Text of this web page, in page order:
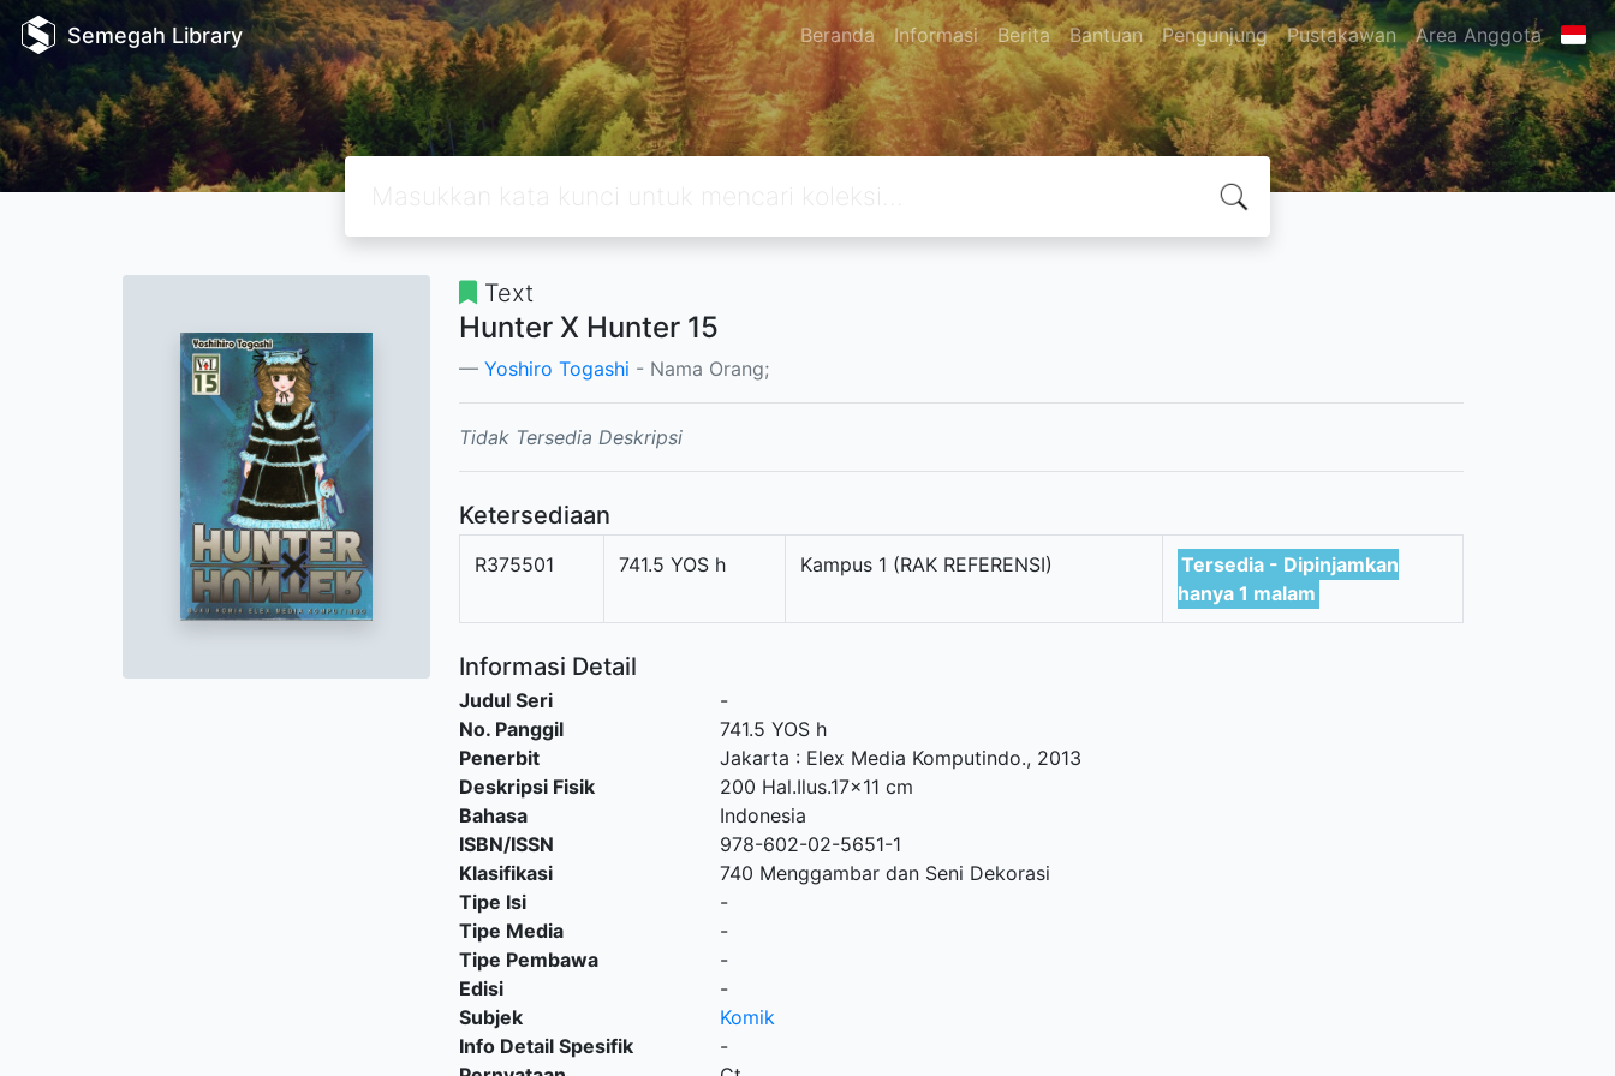
Semegah Library Beranda Informasi Berita Bantuan Pengunjung Pustakawan Area Anggota
Text
Hunter X Hunter 15
Yoshiro Togashi - Nama Orang;
Tidak Tersedia Deskripsi
Ketersediaan
R375501 741.5 YOS h Kampus 1 (RAK REFERENSI)
Tersedia - Dipinjamkan
hanya 1 malam
Informasi Detail
Judul Seri
-
No. Panggil
741.5 YOS h
Penerbit
Jakarta : Elex Media Komputindo., 2013
Deskripsi Fisik
200 Hal.Ilus.17x11 cm
Bahasa
Indonesia
ISBN/ISSN
978-602-02-5651-1
Klasifikasi
740 Menggambar dan Seni Dekorasi
Tipe Isi
-
Tipe Media
-
Tipe Pembawa
-
Edisi
-
Subjek
Komik
Info Detail Spesifik
-